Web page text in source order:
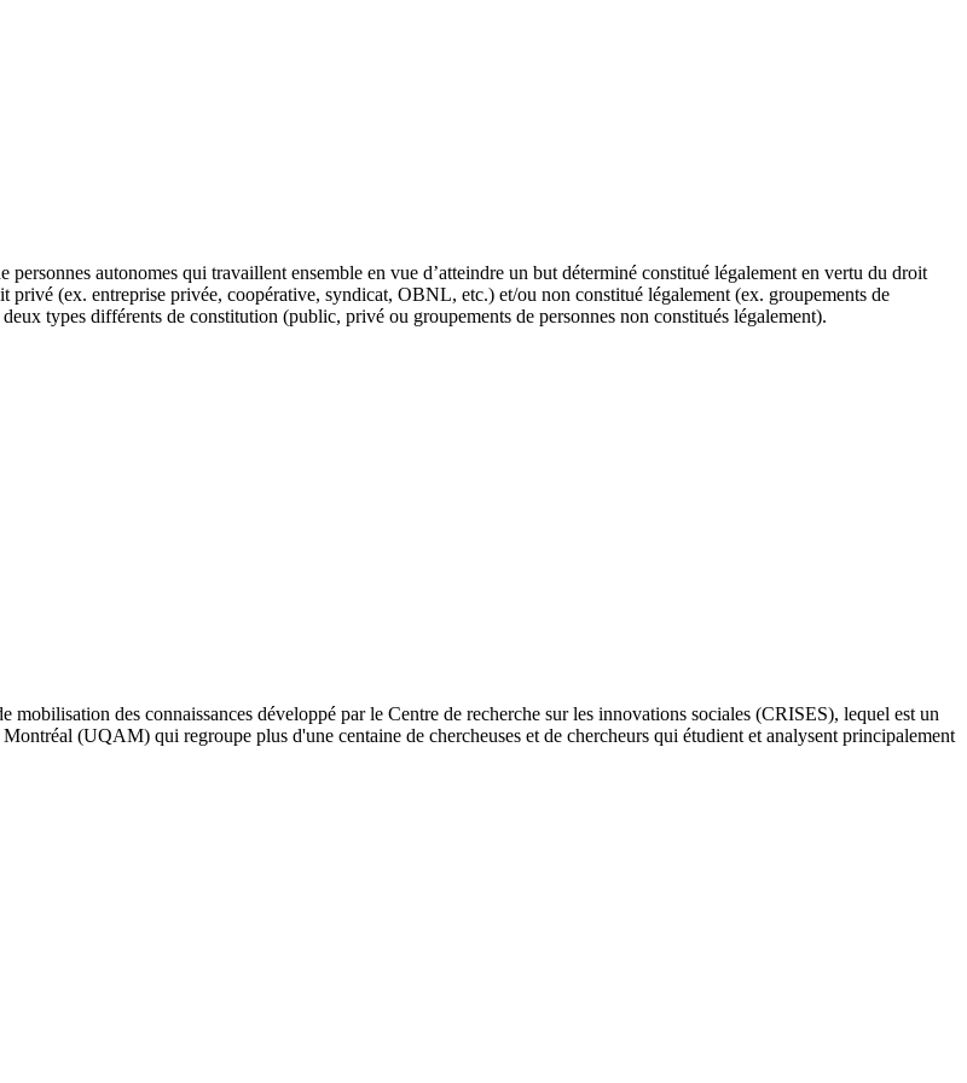
autonomes qui travaillent ensemble en vue d’atteindre un but déterminé constitué légalement en vertu du droit
(ex. entreprise privée, coopérative, syndicat, OBNL, etc.) et/ou non constitué légalement (ex. groupements de
types différents de constitution (public, privé ou groupements de personnes non constitués légalement).
des connaissances développé par le Centre de recherche sur les innovations sociales (CRISES), lequel est un
(UQAM) qui regroupe plus d'une centaine de chercheuses et de chercheurs qui étudient et analysent principalement